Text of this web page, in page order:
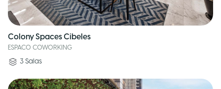
Colony Spaces Cibeles
ESPACO COWORKING
3 Salas